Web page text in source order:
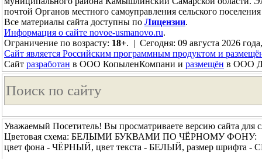
почтой Органов местного самоуправления сельского
Все материалы сайта доступны по Лицензии.
Информация о сайте novoe-usmanovo.ru.
Ограничение по возрасту: 18+. | Сегодня: 09 августа 2026
Сайт является Российским программным продуктом и
Сайт разработан в ООО КопыленКомпани и размещён в ООО
Уважаемый Посетитель! Вы просматриваете версию сайта для
Цветовая схема: БЕЛЫМИ БУКВАМИ ПО ЧЁРНОМУ ФОНУ:
цвет фона - ЧЁРНЫЙ, цвет текста - БЕЛЫЙ, размер шрифта